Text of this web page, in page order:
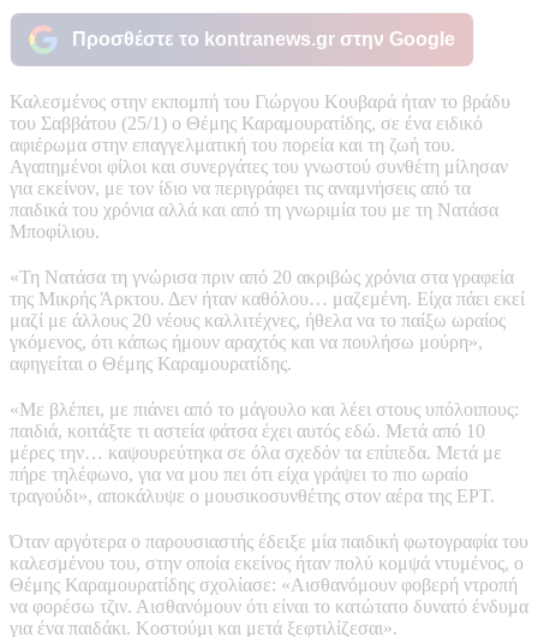
Προσθέστε το kontranews.gr στην Google
Καλεσμένος στην εκπομπή του Γιώργου Κουβαρά ήταν το βράδυ
του Σαββάτου (25/1) ο Θέμης Καραμουρατίδης, σε ένα ειδικό
αφιέρωμα στην επαγγελματική του πορεία και τη ζωή του.
Αγαπημένοι φίλοι και συνεργάτες του γνωστού συνθέτη μίλησαν
για εκείνον, με τον ίδιο να περιγράφει τις αναμνήσεις από τα
παιδικά του χρόνια αλλά και από τη γνωριμία του με τη Νατάσα
Μποφίλιου.
«Τη Νατάσα τη γνώρισα πριν από 20 ακριβώς χρόνια στα γραφεία
της Μικρής Άρκτου. Δεν ήταν καθόλου… μαζεμένη. Είχα πάει εκεί
μαζί με άλλους 20 νέους καλλιτέχνες, ήθελα να το παίξω ωραίος
γκόμενος, ότι κάπως ήμουν αραχτός και να πουλήσω μούρη»,
αφηγείται ο Θέμης Καραμουρατίδης.
«Με βλέπει, με πιάνει από το μάγουλο και λέει στους υπόλοιπους:
παιδιά, κοιτάξτε τι αστεία φάτσα έχει αυτός εδώ. Μετά από 10
μέρες την… καψουρεύτηκα σε όλα σχεδόν τα επίπεδα. Μετά με
πήρε τηλέφωνο, για να μου πει ότι είχα γράψει το πιο ωραίο
τραγούδι», αποκάλυψε ο μουσικοσυνθέτης στον αέρα της ΕΡΤ.
Όταν αργότερα ο παρουσιαστής έδειξε μία παιδική φωτογραφία του
καλεσμένου του, στην οποία εκείνος ήταν πολύ κομψά ντυμένος, ο
Θέμης Καραμουρατίδης σχολίασε: «Αισθανόμουν φοβερή ντροπή
να φορέσω τζιν. Αισθανόμουν ότι είναι το κατώτατο δυνατό ένδυμα
για ένα παιδάκι. Κοστούμι και μετά ξεφτιλίζεσαι».